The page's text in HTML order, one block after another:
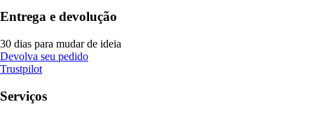
Entrega e devolução
30 dias para mudar de ideia
Devolva seu pedido
Trustpilot
Serviços